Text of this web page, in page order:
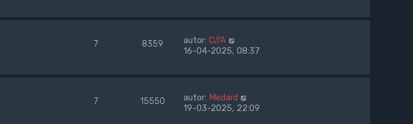
7 8359 autor: C//A
16-04-2025, 08:37
7 15550 autor: Medard
19-03-2025, 22:09